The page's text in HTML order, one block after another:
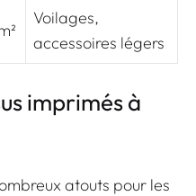
Voilages,
accessoires légers
imprimés à
atouts pour les